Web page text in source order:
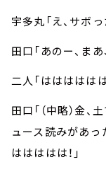
宇多丸「え、サボ
田口「あのー、まあ
二人「はははははは
田口「（中略）金
ュース読みがあ
ははははは！」